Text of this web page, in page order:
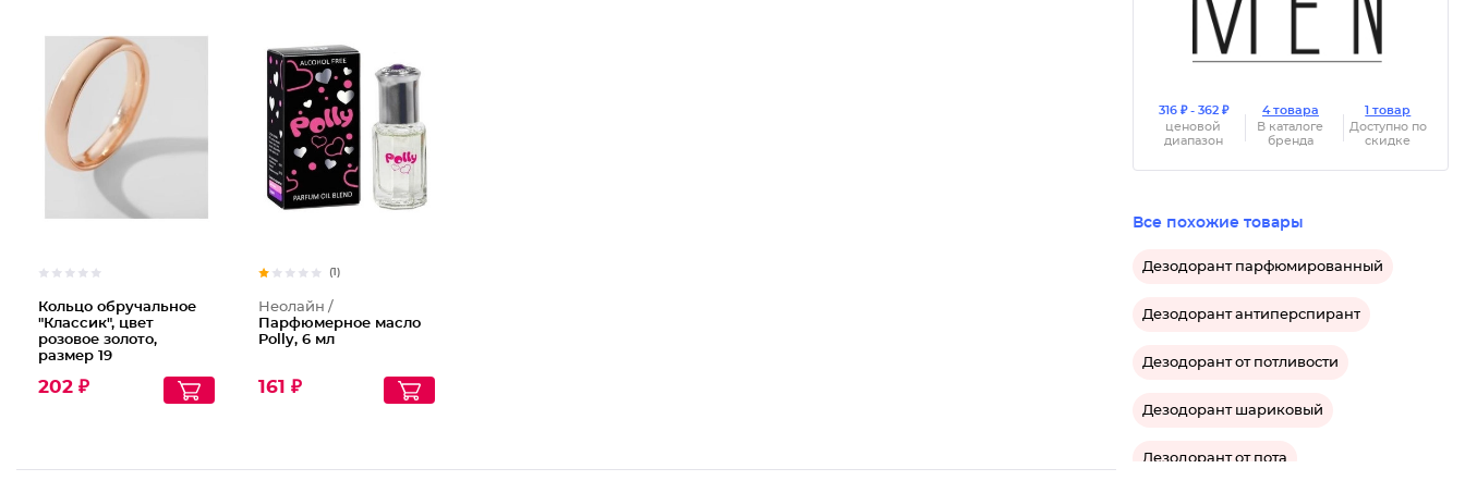
Кольцо обручальное
"Классик", цвет
розовое золото,
размер 19
202 ₽
(1)
Неолайн /
Парфюмерное масло
Polly, 6 мл
161 ₽
316 ₽ - 362 ₽
ценовой
диапазон
4 товара
В каталоге
бренда
1 товар
Доступно по
скидке
Все похожие товары
Дезодорант парфюмированный
Дезодорант антиперспирант
Дезодорант от потливости
Дезодорант шариковый
Дезодорант от пота